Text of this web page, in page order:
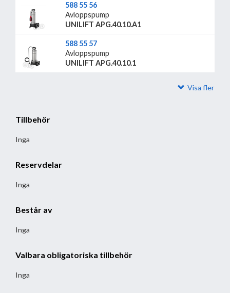
588 55 56
Avloppspump
UNILIFT APG.40.10.A1
588 55 57
Avloppspump
UNILIFT APG.40.10.1
Visa fler
Tillbehör
Inga
Reservdelar
Inga
Består av
Inga
Valbara obligatoriska tillbehör
Inga